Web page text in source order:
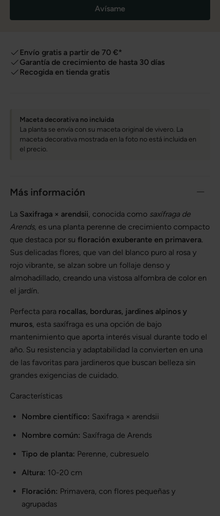
Avísame
Envío gratis a partir de 70 €*
Garantía de crecimiento de hasta 30 días
Recogida en tienda gratis
Maceta decorativa no incluida
La planta se envía con su maceta original de vivero. La
maceta decorativa mostrada en la foto no está incluida en
el precio.
Más información
La Saxifraga × arendsii, conocida como saxífraga de
Arends, es una planta perenne de crecimiento compacto
que destaca por su floración exuberante en primavera.
Sus delicadas flores, que van del blanco puro al rosa y
rojo vibrante, se alzan sobre un follaje denso y
almohadillado, creando una vistosa alfombra de color en
el jardín.
Perfecta para rocallas, borduras, jardines alpinos y
muros, esta saxífraga es una opción de bajo
mantenimiento que aporta interés visual durante todo el
año. Su resistencia y adaptabilidad la convierten en una
de las favoritas para jardineros que buscan belleza sin
grandes exigencias de cuidado.
Características
Nombre científico: Saxifraga × arendsii
Nombre común: Saxífraga de Arends
Tipo de planta: Perenne, cubresuelo
Altura: 10-20 cm
Floración: Primavera, con flores pequeñas y
agrupadas